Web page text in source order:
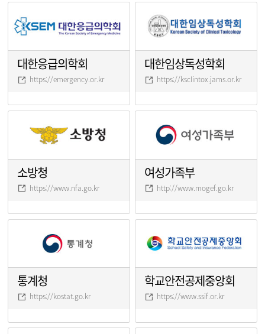
대한응급의학회
https://emergency.or.kr
대한임상독성학회
https://ksclintox.jams.or.kr
소방청
https://www.nfa.go.kr
여성가족부
http://www.mogef.go.kr
통계청
https://kostat.go.kr
학교안전공제중앙회
https://www.ssif.or.kr